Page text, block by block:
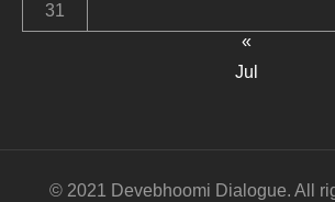
31
«
Jul
© 2021 Devebhoomi Dialogue. All